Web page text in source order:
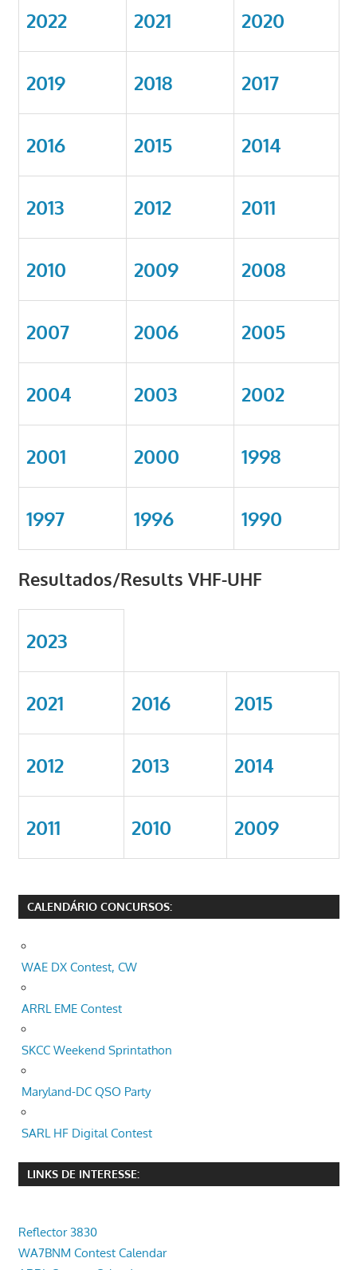
2022 2021 2020
2019 2018 2017
2016 2015 2014
2013 2012 2011
2010 2009 2008
2007 2006 2005
2004 2003 2002
2001 2000 1998
1997 1996 1990
Resultados/Results VHF-UHF
2023
2021 2016 2015
2012 2013 2014
2011 2010 2009
CALENDÁRIO CONCURSOS:
WAE DX Contest, CW
ARRL EME Contest
SKCC Weekend Sprintathon
Maryland-DC QSO Party
SARL HF Digital Contest
LINKS DE INTERESSE:
Reflector 3830
WA7BNM Contest Calendar